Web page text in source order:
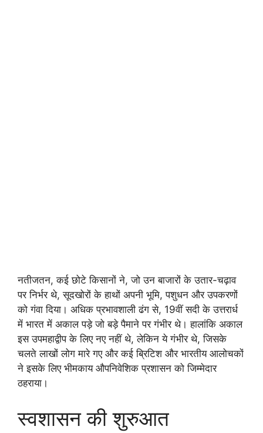
नतीजतन, कई छोटे किसानों ने, जो उन बाजारों के उतार-चढ़ाव
पर निर्भर थे, सूदखोरों के हाथों अपनी भूमि, पशुधन और उपकरणों
को गंवा दिया। अधिक प्रभावशाली ढंग से, 19वीं सदी के उत्तरार्ध
में भारत में अकाल पड़े जो बड़े पैमाने पर गंभीर थे। हालांकि अकाल
इस उपमहाद्वीप के लिए नए नहीं थे, लेकिन ये गंभीर थे, जिसके
चलते लाखों लोग मारे गए और कई ब्रिटिश और भारतीय आलोचकों
ने इसके लिए भीमकाय औपनिवेशिक प्रशासन को जिम्मेदार
ठहराया।
स्वशासन की शुरुआत